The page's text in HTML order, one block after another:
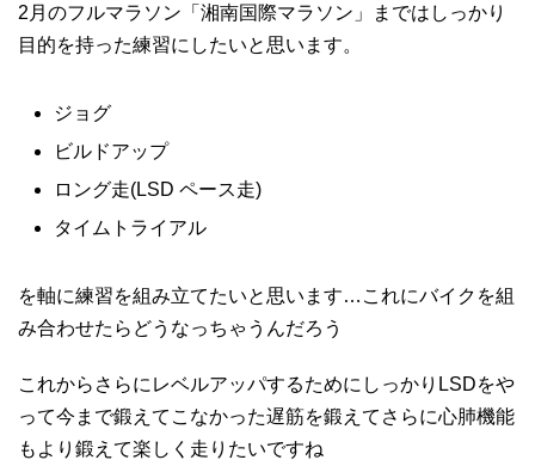
2月のフルマラソン「湘南国際マラソン」まではしっかり
目的を持った練習にしたいと思います。
ジョグ
ビルドアップ
ロング走(LSD ペース走)
タイムトライアル
を軸に練習を組み立てたいと思います…これにバイクを組
み合わせたらどうなっちゃうんだろう
これからさらにレベルアッパするためにしっかりLSDをや
って今まで鍛えてこなかった遅筋を鍛えてさらに心肺機能
もより鍛えて楽しく走りたいですね